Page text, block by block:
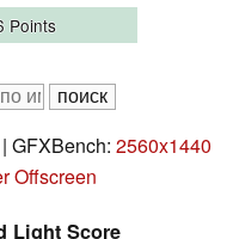
Points
GFXBench: 2560x1440
Offscreen
Light Score